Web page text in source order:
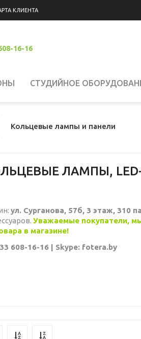
КЛИЕНТА
16-16
СТУДИЙНОЕ
Кольцевые лампы и панели
ЛАМПЫ,
ул. Сурганова, 57б, 3 этаж, 310
Уважаемые покупатели,
в магазине!
608-16-16 | Skype: fotera.by